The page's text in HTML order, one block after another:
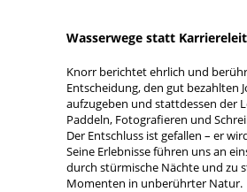
Wasserwege statt
Knorr berichtet ehrlich und
Entscheidung, den gut bezahlten
aufzugeben und stattdessen der
Paddeln, Fotografieren und
Der Entschluss ist gefallen – er
Seine Erlebnisse führen uns an
durch stürmische Nächte und zu
Momenten in unberührter Natur.